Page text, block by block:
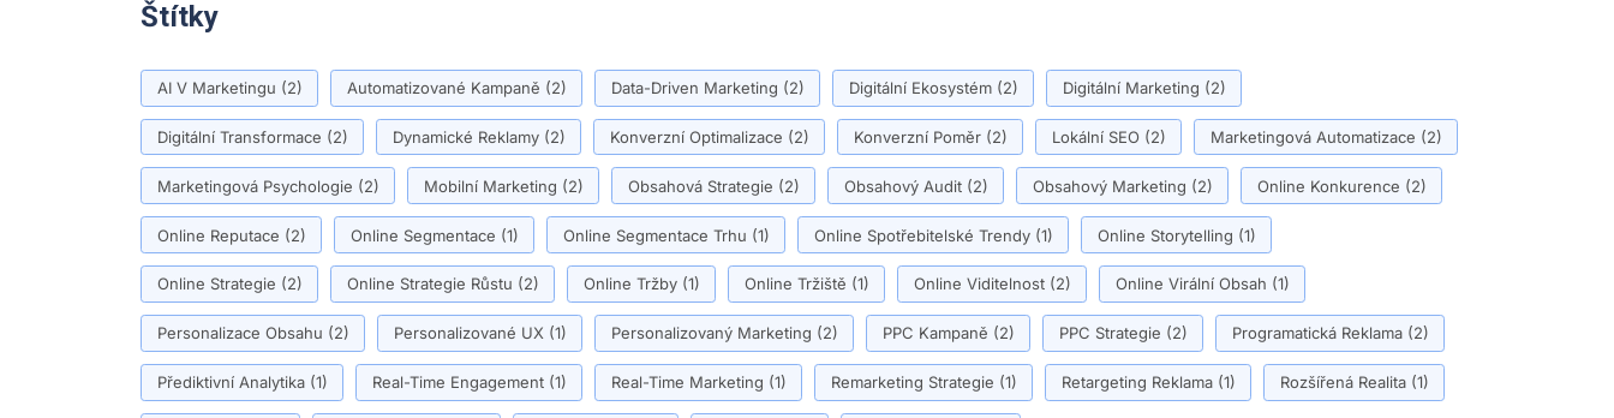
Štítky
AI V Marketingu (2) Automatizované Kampaně (2) Data-Driven Marketing (2) Digitální Ekosystém(2) Digitální Marketing (2)
Digitální Transformace (2) Dynamické Reklamy(2) Konverzní Optimalizace (2) Konverzní Poměr(2) Lokální SEO(2) Marketingová Automatizace (2)
Marketingová Psychologie (2) Mobilní Marketing (2) Obsahová Strategie (2) Obsahový Audit(2) Obsahový Marketing (2) Online Konkurence (2)
Online Reputace (2) Online Segmentace (1) Online Segmentace Trhu (1) Online Spotřebitelské Trendy(1) Online Storytelling (1)
Online Strategie (2) Online Strategie Růstu (2) Online Tržby(1) Online Tržiště (1) Online Viditelnost(2) Online Virální Obsah (1)
Personalizace Obsahu (2) Personalizované UX(1) Personalizovaný Marketing (2) PPC Kampaně (2) PPC Strategie (2) Programatická Reklama(2)
Přediktivní Analytika(1) Real-Time Engagement(1) Real-Time Marketing (1) Remarketing Strategie (1) Retargeting Reklama(1) Rozšířená Realita(1)